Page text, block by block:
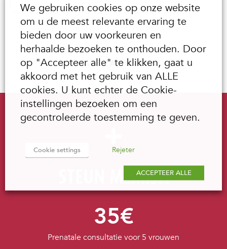
TOUTE L'ACTUALITÉ
STEUN MEMISA
35€
Prenatale consultatie voor 5 vrouwen
We gebruiken cookies op onze website
om u de meest relevante ervaring te
bieden door uw voorkeuren en
herhaalde bezoeken te onthouden. Door
op "Accepteer alle" te klikken, gaat u
akkoord met het gebruik van ALLE
cookies. U kunt echter de Cookie-
instellingen bezoeken om een
gecontroleerde toestemming te geven.
Cookie settings Rejeter
ACCEPTEER ALLE